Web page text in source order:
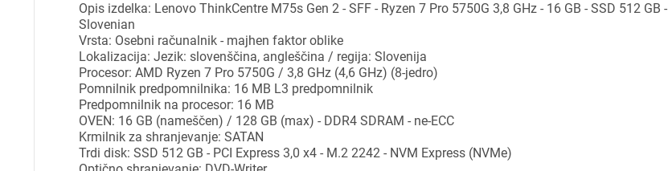
Opis izdelka: Lenovo ThinkCentre M75s Gen 2 - SFF - Ryzen 7 Pro 5750G 3,8 GHz - 16 GB - SSD 512 GB -
Slovenian
Vrsta: Osebni računalnik - majhen faktor oblike
Lokalizacija: Jezik: slovenščina, angleščina / regija: Slovenija
Procesor: AMD Ryzen 7 Pro 5750G / 3,8 GHz (4,6 GHz) (8-jedro)
Pomnilnik predpomnilnika: 16 MB L3 predpomnilnik
Predpomnilnik na procesor: 16 MB
OVEN: 16 GB (nameščen) / 128 GB (max) - DDR4 SDRAM - ne-ECC
Krmilnik za shranjevanje: SATAN
Trdi disk: SSD 512 GB - PCI Express 3,0 x4 - M.2 2242 - NVM Express (NVMe)